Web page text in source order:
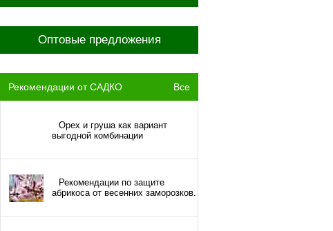
Оптовые предложения
Рекомендации от САДКО Все
Орех и груша как вариант
выгодной комбинации
Рекомендации по защите
абрикоса от весенних заморозков.